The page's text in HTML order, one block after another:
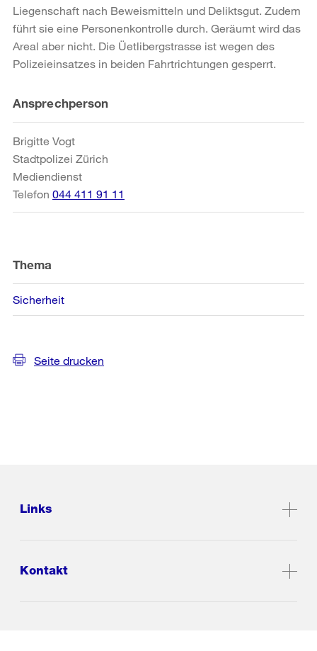
Liegenschaft nach Beweismitteln und Deliktsgut. Zudem
führt sie eine Personenkontrolle durch. Geräumt wird das
Areal aber nicht. Die Üetlibergstrasse ist wegen des
Polizeieinsatzes in beiden Fahrtrichtungen gesperrt.
Weitere
Informationen
Ansprechperson
Brigitte Vogt
Stadtpolizei Zürich
Mediendienst
Telefon 044 411 91 11
Thema
Sicherheit
Seite drucken
Links
Kontakt